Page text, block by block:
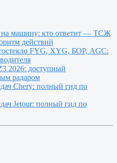
на машину: кто ответит — ТСЖ
действий
FYG, XYG, БОР, AGC:
2026: доступный
радаром
Chery: полный гид по
Jetour: полный гид по